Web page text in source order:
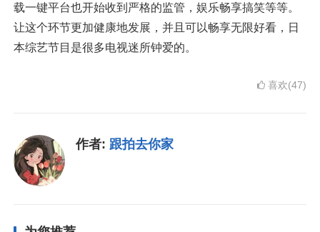
载一键平台也开始收到严格的监管，娱乐畅享搞笑等等。
让这个环节更加健康地发展，并且可以畅享无限好看，日
本综艺节目是很多电视迷所钟爱的。
喜欢(47)
作者: 跟拍去你家